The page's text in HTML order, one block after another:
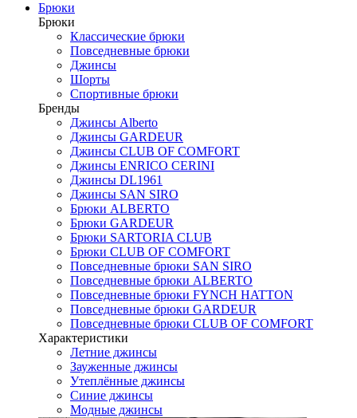
Брюки
Брюки
Классические брюки
Повседневные брюки
Джинсы
Шорты
Спортивные брюки
Бренды
Джинсы Alberto
Джинсы GARDEUR
Джинсы CLUB OF COMFORT
Джинсы ENRICO CERINI
Джинсы DL1961
Джинсы SAN SIRO
Брюки ALBERTO
Брюки GARDEUR
Брюки SARTORIA CLUB
Брюки CLUB OF COMFORT
Повседневные брюки SAN SIRO
Повседневные брюки ALBERTO
Повседневные брюки FYNCH HATTON
Повседневные брюки GARDEUR
Повседневные брюки CLUB OF COMFORT
Характеристики
Летние джинсы
Зауженные джинсы
Утеплённые джинсы
Синие джинсы
Модные джинсы